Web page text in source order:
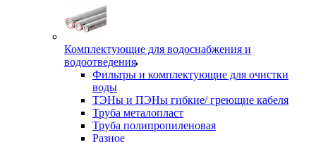
Комплектующие для водоснабжения и
водоотведения
Фильтры и комплектующие для очистки
воды
ТЭНы и ПЭНы гибкие/ греющие кабеля
Труба металопласт
Труба полипропиленовая
Разное